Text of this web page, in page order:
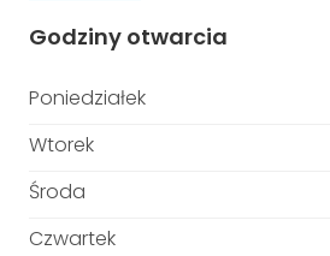
Godziny otwarcia
Poniedziałek
Wtorek
Środa
Czwartek